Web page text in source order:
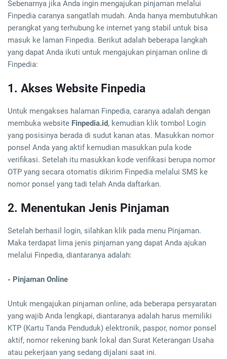
Sebenarnya jika Anda ingin mengajukan pinjaman melalui
Finpedia caranya sangatlah mudah. Anda hanya membutuhkan
perangkat yang terhubung ke internet yang stabil untuk bisa
masuk ke laman Finpedia. Berikut adalah beberapa langkah
yang dapat Anda ikuti untuk mengajukan pinjaman online di
Finpedia:
1. Akses Website Finpedia
Untuk mengakses halaman Finpedia, caranya adalah dengan
membuka website Finpedia.id, kemudian klik tombol Login
yang posisinya berada di sudut kanan atas. Masukkan nomor
ponsel Anda yang aktif kemudian masukkan pula kode
verifikasi. Setelah itu masukkan kode verifikasi berupa nomor
OTP yang secara otomatis dikirim Finpedia melalui SMS ke
nomor ponsel yang tadi telah Anda daftarkan.
2. Menentukan Jenis Pinjaman
Setelah berhasil login, silahkan klik pada menu Pinjaman.
Maka terdapat lima jenis pinjaman yang dapat Anda ajukan
melalui Finpedia, diantaranya adalah:
- Pinjaman Online
Untuk mengajukan pinjaman online, ada beberapa persyaratan
yang wajib Anda lengkapi, diantaranya adalah harus memiliki
KTP (Kartu Tanda Penduduk) elektronik, paspor, nomor ponsel
aktif, nomor rekening bank lokal dan Surat Keterangan Usaha
atau pekerjaan yang sedang dijalani saat ini.